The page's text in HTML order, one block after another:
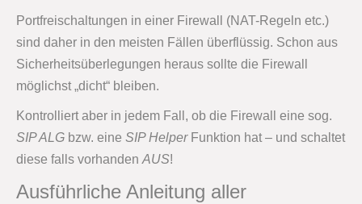
Portfreischaltungen in einer Firewall (NAT-Regeln etc.)
sind daher in den meisten Fällen überflüssig. Schon aus
Sicherheitsüberlegungen heraus sollte die Firewall
möglichst „dicht“ bleiben.
Kontrolliert aber in jedem Fall, ob die Firewall eine sog.
SIP ALG bzw. eine SIP HelperFunktion hat – und schaltet
diese falls vorhanden AUS!
Ausführliche Anleitung aller